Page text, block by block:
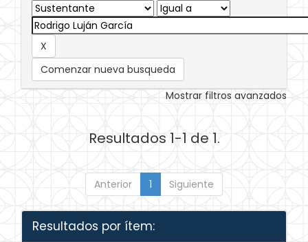
Comenzar nueva busqueda
Mostrar filtros avanzados
Resultados 1-1 de 1.
Anterior 1 Siguiente
Resultados por ítem: